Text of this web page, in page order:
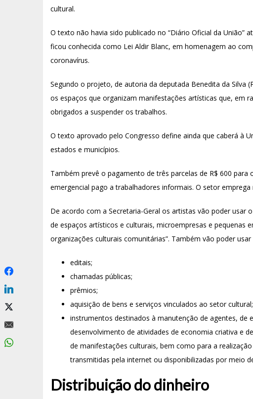
cultural.
O texto não havia sido publicado no “Diário Oficial da União”
ficou conhecida como Lei Aldir Blanc, em homenagem ao
coronavírus.
Segundo o projeto, de autoria da deputada Benedita da Silva
os espaços que organizam manifestações artísticas que, em
obrigados a suspender os trabalhos.
O texto aprovado pelo Congresso define ainda que caberá à
estados e municípios.
Também prevê o pagamento de três parcelas de R$ 600
emergencial pago a trabalhadores informais. O setor
De acordo com a Secretaria-Geral os artistas vão poder usar
de espaços artísticos e culturais, microempresas e pequenas
organizações culturais comunitárias”. Também vão poder
editais;
chamadas públicas;
prêmios;
aquisição de bens e serviços vinculados ao setor cultural;
instrumentos destinados à manutenção de agentes, de
desenvolvimento de atividades de economia criativa e
de manifestações culturais, bem como para a
transmitidas pela internet ou disponibilizadas por meio
Distribuição do dinheiro